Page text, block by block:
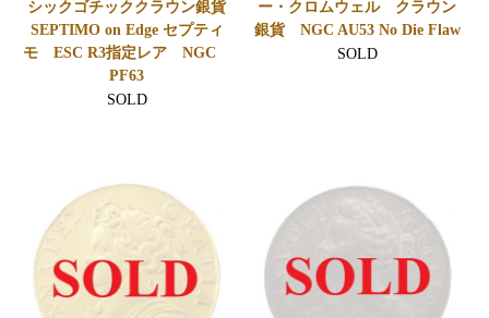
シックゴチッククラウン銀貨
SEPTIMO on Edge セプティ
モ ESC R3指定レア NGC
PF63
SOLD
ー・クロムウェル クラウン
銀貨 NGC AU53 No Die Flaw
SOLD